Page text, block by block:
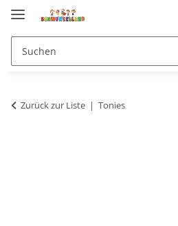
Zurück zur Liste Tonies